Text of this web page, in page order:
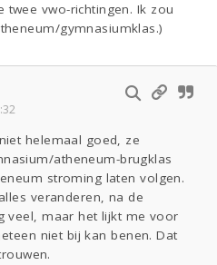
twee vwo-richtingen. Ik zou
gymnasiumklas.)
helemaal goed, ze
atheneum-brugklas
stroming laten volgen.
veranderen, na de
veel, maar het lijkt me voor
niet bij kan benen. Dat